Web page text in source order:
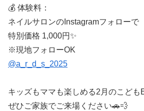
💰 体験料：
ネイルサロンのInstagramフォローで
特別価格 1,000円✨
※現地フォローOK
@a_r_d_s_2025
キッズもママも楽しめる2月のこども
ぜひご家族でご来場ください🚗💨